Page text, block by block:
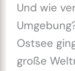
Und wie
Ostsee
große